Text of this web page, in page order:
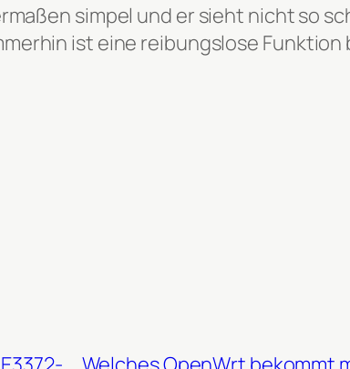
simpel und er sieht nicht so
ist eine reibungslose Funktion